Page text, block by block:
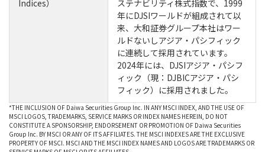
Indices）
ステナビリティ株式指数で、1999
年にDJSIワールドが組成されて以
来、大和証券グループ本社はワー
ルドないしアジア・パシフィック
に連続して採用されています。
2024年には、DJSIアジア・パシフ
ィック（現：DJBICアジア・パシ
フィック）に採用されました。
*THE INCLUSION OF Daiwa Securities Group Inc. IN ANY MSCI INDEX, AND THE USE OF
MSCI LOGOS, TRADEMARKS, SERVICE MARKS OR INDEX NAMES HEREIN, DO NOT
CONSTITUTE A SPONSORSHIP, ENDORSEMENT OR PROMOTION OF Daiwa Securities
Group Inc. BY MSCI OR ANY OF ITS AFFILIATES. THE MSCI INDEXES ARE THE EXCLUSIVE
PROPERTY OF MSCI. MSCI AND THE MSCI INDEX NAMES AND LOGOS ARE TRADEMARKS OR